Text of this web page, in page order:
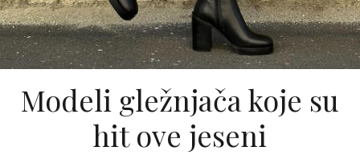
Modeli gležnjača koje su
hit ove jeseni